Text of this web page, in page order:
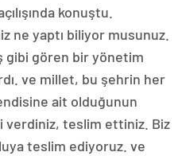
konuştu.
ne yaptı biliyor musunuz.
gibi gören bir yönetim
ve millet, bu şehrin her
ait olduğunun
verdiniz, teslim ettiniz. Biz
teslim ediyoruz. ve